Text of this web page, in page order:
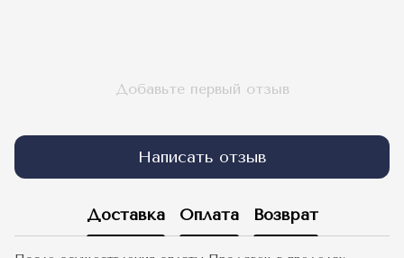
Добавьте первый отзыв
Написать отзыв
Доставка Оплата Возврат